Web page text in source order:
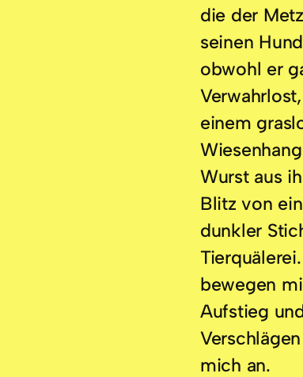
die der
seinen
obwohl er
einem
Wurst aus
Blitz von
dunkler
bewegen
Aufstieg
mich an.